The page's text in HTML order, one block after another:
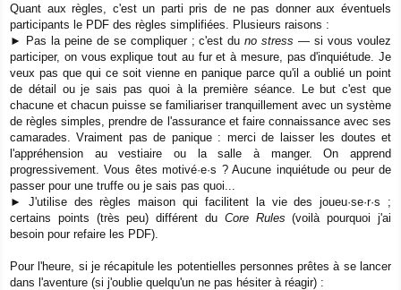
Quant aux règles, c'est un parti pris de ne pas donner aux éventuels
participants le PDF des règles simplifiées. Plusieurs raisons :
► Pas la peine de se compliquer ; c'est duno stress — si vous voulez
participer, on vous explique tout au fur et à mesure, pas d'inquiétude. Je
veux pas que qui ce soit vienne en panique parce qu'il a oublié un point
de détail ou je sais pas quoi à la première séance. Le but c'est que
chacune et chacun puisse se familiariser tranquillement avec un système
de règles simples, prendre de l'assurance et faire connaissance avec ses
camarades. Vraiment pas de panique : merci de laisser les doutes et
l'appréhension au vestiaire ou la salle à manger. On apprend
progressivement. Vous êtes motivé·e·s ? Aucune inquiétude ou peur de
passer pour une truffe ou je sais pas quoi...
► J'utilise des règles maison qui facilitent la vie des joueu·se·r·s ;
certains points (très peu) différent du Core Rules (voilà pourquoi j'ai
besoin pour refaire les PDF).
Pour l'heure, si je récapitule les potentielles personnes prêtes à se lancer
dans l'aventure (si j'oublie quelqu'un ne pas hésiter à réagir) :